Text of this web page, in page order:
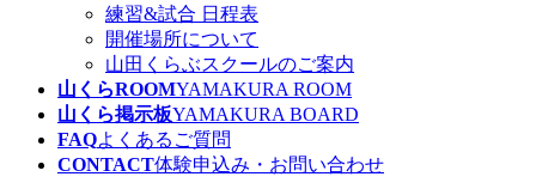
練習&試合 日程表
開催場所について
山田くらぶスクールのご案内
山くらROOMYAMAKURA ROOM
山くら掲示板YAMAKURA BOARD
FAQよくあるご質問
CONTACT体験申込み・お問い合わせ